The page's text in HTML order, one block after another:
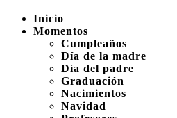
Inicio
Momentos
Cumpleaños
Día de la madre
Día del padre
Graduación
Nacimientos
Navidad